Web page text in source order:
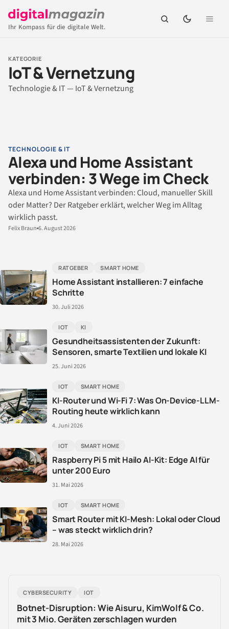
Ihr Kompass für die digitale Welt.
KATEGORIE
IoT & Vernetzung
Technologie & IT — IoT & Vernetzung
TECHNOLOGIE & IT
Alexa und Home Assistant
verbinden: 3 Wege im Check
Alexa und Home Assistant verbinden: Cloud, manueller Skill
oder Matter? Der Ratgeber erklärt, welcher Weg im Alltag
wirklich passt.
Felix Braun 6. August 2026
RATGEBER SMART HOME
Home Assistant installieren: 7 einfache
Schritte
30. Juli 2026
IOT KI
Gesundheitsassistenten der Zukunft:
Sensoren, smarte Textilien und lokale KI
25. Juni 2026
IOT SMART HOME
KI-Router und Wi-Fi 7: Was On-Device-LLM-
Routing heute wirklich kann
4. Juni 2026
IOT SMART HOME
Raspberry Pi 5 mit Hailo AI-Kit: Edge AI für
unter 200 Euro
31. Mai 2026
IOT SMART HOME
Smart Router mit KI-Mesh: Lokal oder Cloud
– was steckt wirklich drin?
28. Mai 2026
CYBERSECURITY IOT
Botnet-Disruption: Wie Aisuru, KimWolf & Co.
mit 3 Mio. Geräten zerschlagen wurden